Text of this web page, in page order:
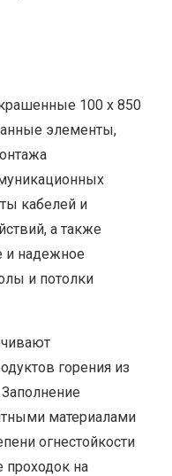
100 x 850
элементы,
кабелей и
а также
и надежное
и потолки
горения из
материалами
огнестойкости
проходок на